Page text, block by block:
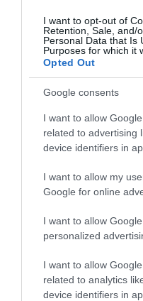
I want to opt-out of
Retention, Sale, and/
Personal Data that Is
Purposes for which it
Opted Out
Google consents
I want to allow
related to advertising
device identifiers in
I want to allow my
Google for online
I want to allow
personalized
I want to allow
related to analytics
device identifiers in
2026.
2026.
TÍZ
2026.